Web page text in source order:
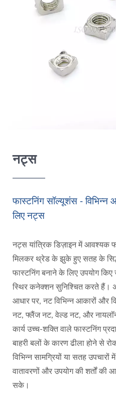
नट्स
फास्टनिंग सॉल्यूशंस -
लिए नट्स
नट्स यांत्रिक डिज़ाइन में आवश्यक
मिलकर थ्रेड के झुके हुए सतह के
फास्टनिंग बनाने के लिए उपयोग किए
स्थिर कनेक्शन सुनिश्चित करते हैं।
आधार पर, नट विभिन्न आकारों और
नट, फ्लैंज नट, वेल्ड नट, और
कार्य उच्च-शक्ति वाले फास्टनिंग
बाहरी बलों के कारण ढीला होने से
विभिन्न सामग्रियों या सतह उपचारों
वातावरणों और उपयोग की शर्तों की
सके।